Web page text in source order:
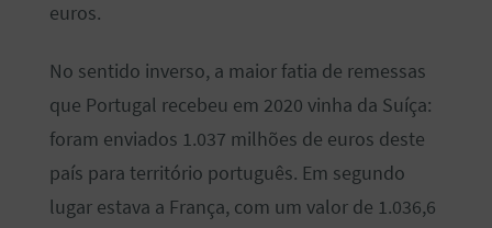
euros.
No sentido inverso, a maior fatia de remessas
que Portugal recebeu em 2020 vinha da Suíça:
foram enviados 1.037 milhões de euros deste
país para território português. Em segundo
lugar estava a França, com um valor de 1.036,6